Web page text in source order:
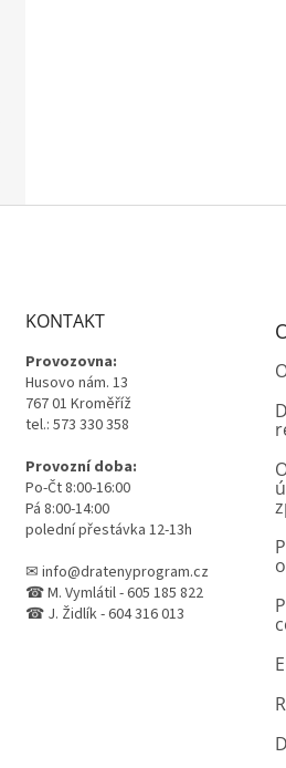
KONTAKT
Provozovna:
Husovo nám. 13
767 01 Kroměříž
tel.: 573 330 358
Provozní doba:
Po-Čt 8:00-16:00
Pá 8:00-14:00
polední přestávka 12-13h
✉ info@dratenyprogram.cz
☎ M. Vymlátil - 605 185 822
☎ J. Židlík - 604 316 013